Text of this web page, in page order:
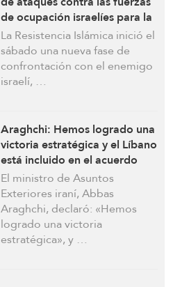
de ocupación israelíes para la
liberación de todo el sur del
Líbano
La Resistencia Islámica inició el
sábado una nueva fase de
confrontación con el enemigo
israelí, …
Araghchi: Hemos logrado una
victoria estratégica y el Líbano
está incluido en el acuerdo
El ministro de Asuntos
Exteriores iraní, Abbas
Araghchi, declaró: «Hemos
logrado una victoria
estratégica», y …